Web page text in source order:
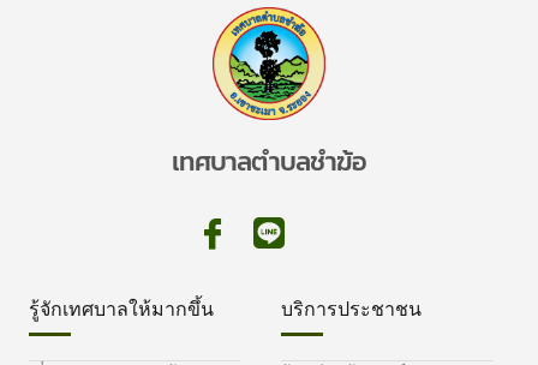
เทศบาลตำบลชำฆ้อ
รู้จักเทศบาลให้มากขึ้น บริการประชาชน